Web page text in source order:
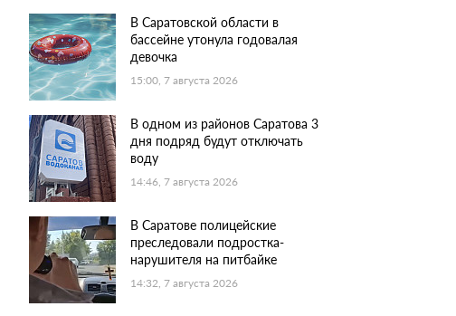
В Саратовской области в
бассейне утонула годовалая
девочка
15:00, 7 августа 2026
В одном из районов Саратова 3
дня подряд будут отключать
воду
14:46, 7 августа 2026
В Саратове полицейские
преследовали подростка-
нарушителя на питбайке
14:32, 7 августа 2026